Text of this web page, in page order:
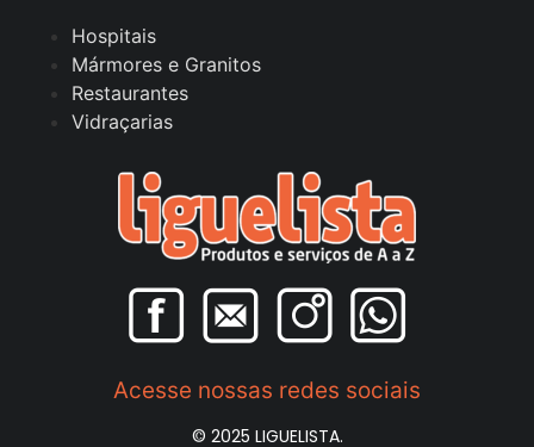
Hospitais
Mármores e Granitos
Restaurantes
Vidraçarias
Acesse nossas redes sociais
© 2025 LIGUELISTA.